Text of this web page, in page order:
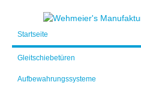
Startseite
Gleitschiebetüren
Aufbewahrungssysteme